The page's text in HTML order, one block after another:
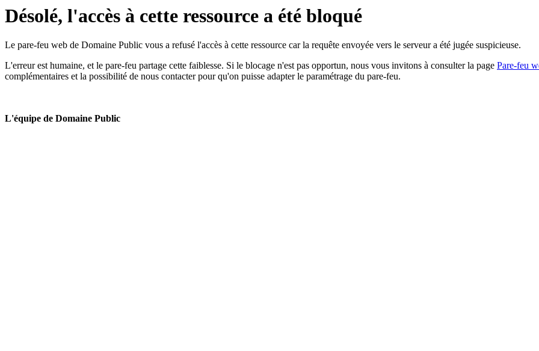
Désolé, l'accès à cette ressource a été bloqué
Le pare-feu web de Domaine Public vous a refusé l'accès à cette ressource car la requête envoyée vers le serveur a été jugée suspicieuse.
L'erreur est humaine, et le pare-feu partage cette faiblesse. Si le blocage n'est pas opportun, nous vous invitons à consulter la page Pare-feu
complémentaires et la possibilité de nous contacter pour qu'on puisse adapter le paramétrage du pare-feu.
L'équipe de Domaine Public